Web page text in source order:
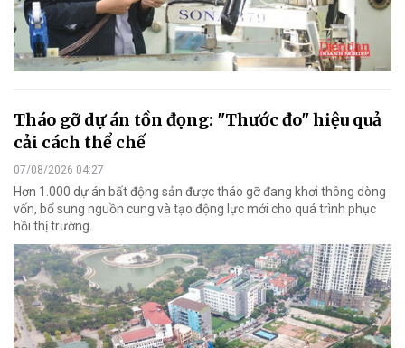
Tháo gỡ dự án tồn đọng: "Thước đo" hiệu quả
cải cách thể chế
07/08/2026 04:27
Hơn 1.000 dự án bất động sản được tháo gỡ đang khơi thông dòng
vốn, bổ sung nguồn cung và tạo động lực mới cho quá trình phục
hồi thị trường.